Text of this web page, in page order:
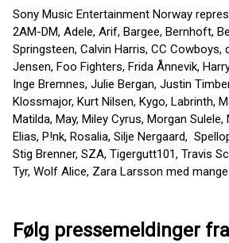
Sony Music Entertainment Norway
2AM-DM, Adele, Arif, Bargee, Bernhoft,
Springsteen, Calvin Harris, CC Cowboys,
Jensen, Foo Fighters, Frida Ånnevik,
Inge Bremnes, Julie Bergan, Justin
Klossmajor, Kurt Nilsen, Kygo, Labrinth,
Matilda, May, Miley Cyrus, Morgan
Elias, P!nk, Rosalia, Silje Nergaard,
Stig Brenner, SZA, Tigergutt101, Travis
Tyr, Wolf Alice, Zara Larsson med mange
Følg pressemeldinger